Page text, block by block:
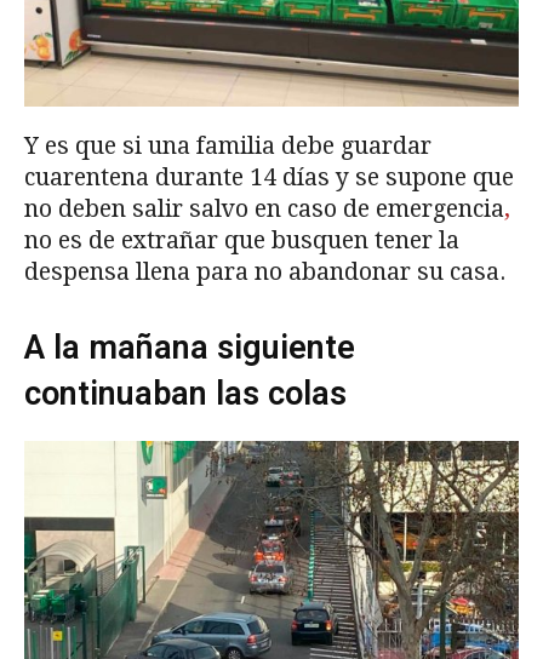
Y es que si una familia debe guardar
cuarentena durante 14 días y se supone que
no deben salir salvo en caso de emergencia,
no es de extrañar que busquen tener la
despensa llena para no abandonar su casa.
A la mañana siguiente
continuaban las colas